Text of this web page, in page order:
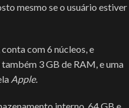
mesmo se o usuário estiver
conta com 6 núcleos, e
também 3 GB de RAM, e uma
Apple.